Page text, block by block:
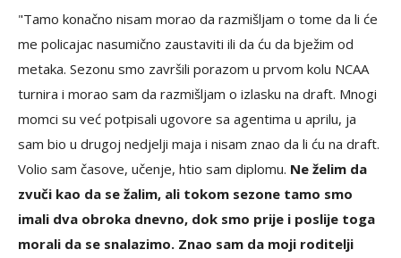
"Tamo konačno nisam morao da razmišljam o tome da li će
me policajac nasumično zaustaviti ili da ću da bježim od
metaka. Sezonu smo završili porazom u prvom kolu NCAA
turnira i morao sam da razmišljam o izlasku na draft. Mnogi
momci su već potpisali ugovore sa agentima u aprilu, ja
sam bio u drugoj nedjelji maja i nisam znao da li ću na draft.
Volio sam časove, učenje, htio sam diplomu. Ne želim da
zvuči kao da se žalim, ali tokom sezone tamo smo
imali dva obroka dnevno, dok smo prije i poslije toga
morali da se snalazimo. Znao sam da moji roditelji